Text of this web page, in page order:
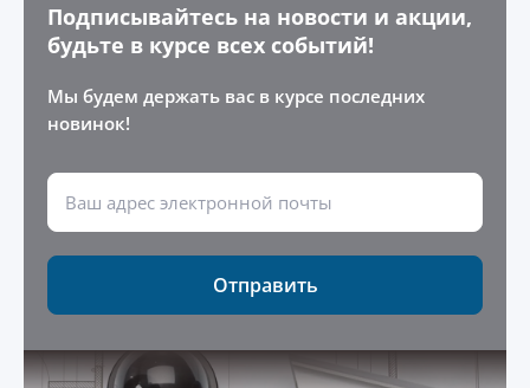
Подписывайтесь на новости и акции,
будьте в курсе всех событий!
Мы будем держать вас в курсе последних
новинок!
Отправить